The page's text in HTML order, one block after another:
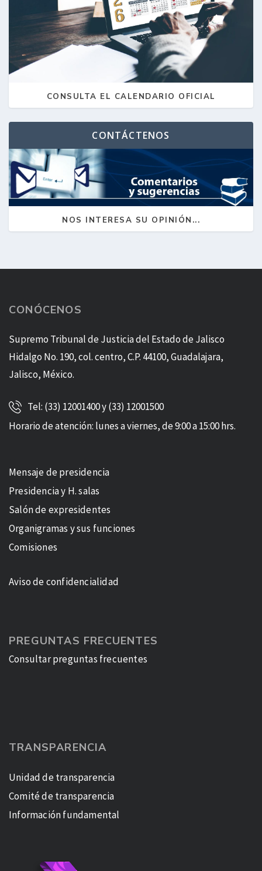
CONSULTA EL CALENDARIO OFICIAL
CONTÁCTENOS
NOS INTERESA SU OPINIÓN...
CONÓCENOS
Supremo Tribunal de Justicia del Estado de Jalisco
Hidalgo No. 190, col. centro, C.P. 44100, Guadalajara,
Jalisco, México.
Tel: (33) 12001400 y (33) 12001500
Horario de atención: lunes a viernes, de 9:00 a 15:00 hrs.
Mensaje de presidencia
Presidencia y H. salas
Salón de expresidentes
Organigramas y sus funciones
Comisiones
Aviso de confidencialidad
PREGUNTAS FRECUENTES
Consultar preguntas frecuentes
TRANSPARENCIA
Unidad de transparencia
Comité de transparencia
Información fundamental